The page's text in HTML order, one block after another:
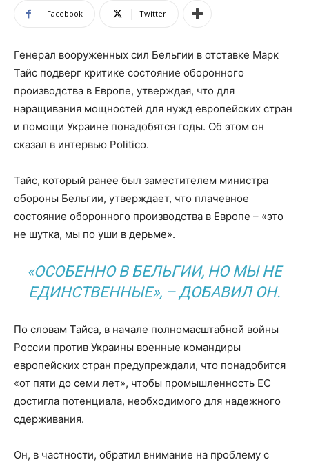
Facebook Twitter
Генерал вооруженных сил Бельгии в отставке Марк
Тайс подверг критике состояние оборонного
производства в Европе, утверждая, что для
наращивания мощностей для нужд европейских стран
и помощи Украине понадобятся годы. Об этом он
сказал в интервью Politico.
Тайс, который ранее был заместителем министра
обороны Бельгии, утверждает, что плачевное
состояние оборонного производства в Европе – «это
не шутка, мы по уши в дерьме».
«ОСОБЕННО В БЕЛЬГИИ, НО МЫ НЕ
ЕДИНСТВЕННЫЕ», – ДОБАВИЛ ОН.
По словам Тайса, в начале полномасштабной войны
России против Украины военные командиры
европейских стран предупреждали, что понадобится
«от пяти до семи лет», чтобы промышленность ЕС
достигла потенциала, необходимого для надежного
сдерживания.
Он, в частности, обратил внимание на проблему с